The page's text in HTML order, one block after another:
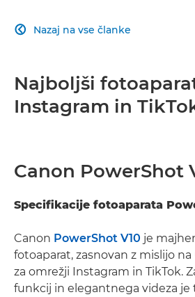
Nazaj na vse članke

Najboljši
Instagram in
Canon PowerShot
Specifikacije fotoaparata
Canon PowerShot V10 je
fotoaparat, zasnovan z mislijo
za omrežji Instagram in TikTok.
funkcij in elegantnega videza je